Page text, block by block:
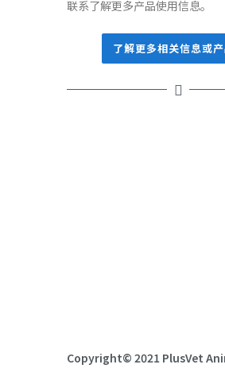
联系了解更多产品使用信息。
了解更多相关信息或
Copyright© 2021 PlusVet